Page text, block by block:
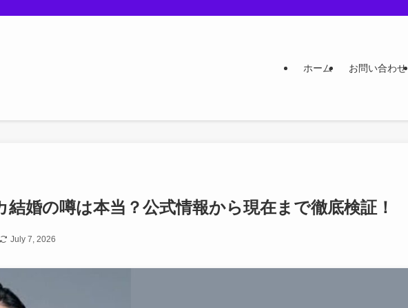
ホーム お問い合わせ
結婚の噂は本当？公式情報から現在まで徹底検証！
July 7, 2026